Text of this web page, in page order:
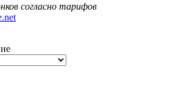
согласно тарифов